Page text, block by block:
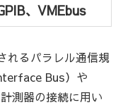
、VMEbus
れるパラレル通信規
Bus）や
測器の接続に用い